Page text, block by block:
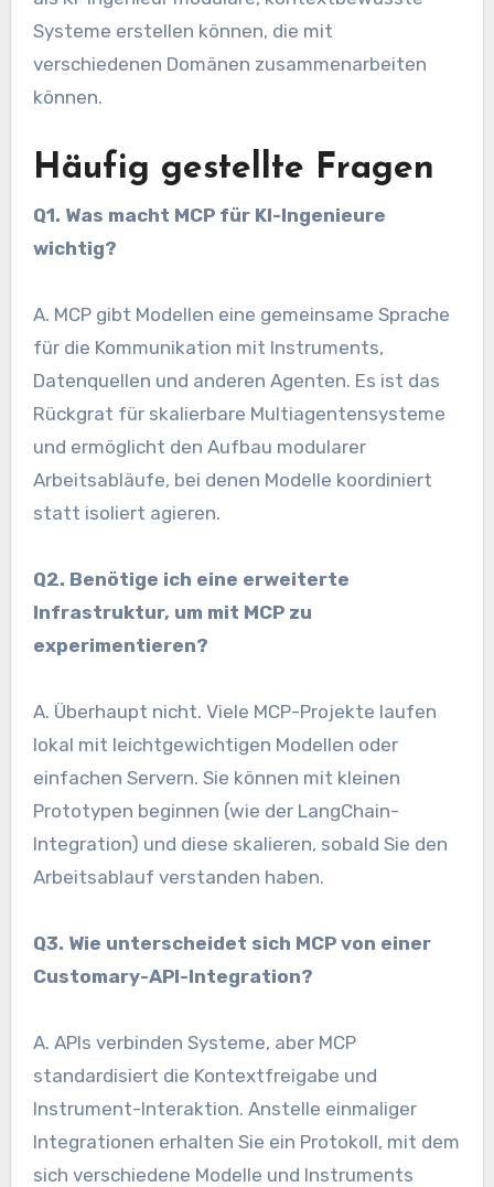
Systeme erstellen können, die mit
verschiedenen Domänen zusammenarbeiten
können.
Häufig gestellte Fragen
Q1. Was macht MCP für KI-Ingenieure
wichtig?
A. MCP gibt Modellen eine gemeinsame Sprache
für die Kommunikation mit Instruments,
Datenquellen und anderen Agenten. Es ist das
Rückgrat für skalierbare Multiagentensysteme
und ermöglicht den Aufbau modularer
Arbeitsabläufe, bei denen Modelle koordiniert
statt isoliert agieren.
Q2. Benötige ich eine erweiterte
Infrastruktur, um mit MCP zu
experimentieren?
A. Überhaupt nicht. Viele MCP-Projekte laufen
lokal mit leichtgewichtigen Modellen oder
einfachen Servern. Sie können mit kleinen
Prototypen beginnen (wie der LangChain-
Integration) und diese skalieren, sobald Sie den
Arbeitsablauf verstanden haben.
Q3. Wie unterscheidet sich MCP von einer
Customary-API-Integration?
A. APIs verbinden Systeme, aber MCP
standardisiert die Kontextfreigabe und
Instrument-Interaktion. Anstelle einmaliger
Integrationen erhalten Sie ein Protokoll, mit dem
sich verschiedene Modelle und Instruments